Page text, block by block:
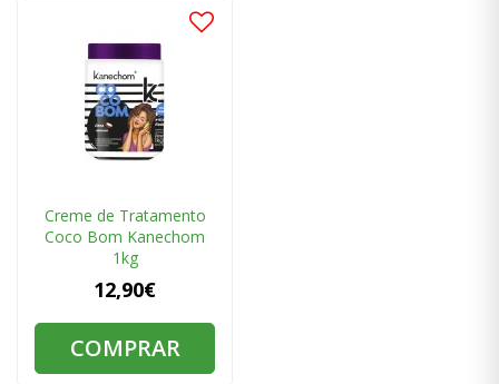
Creme de Tratamento
Coco Bom Kanechom
1kg
12,90€
COMPRAR